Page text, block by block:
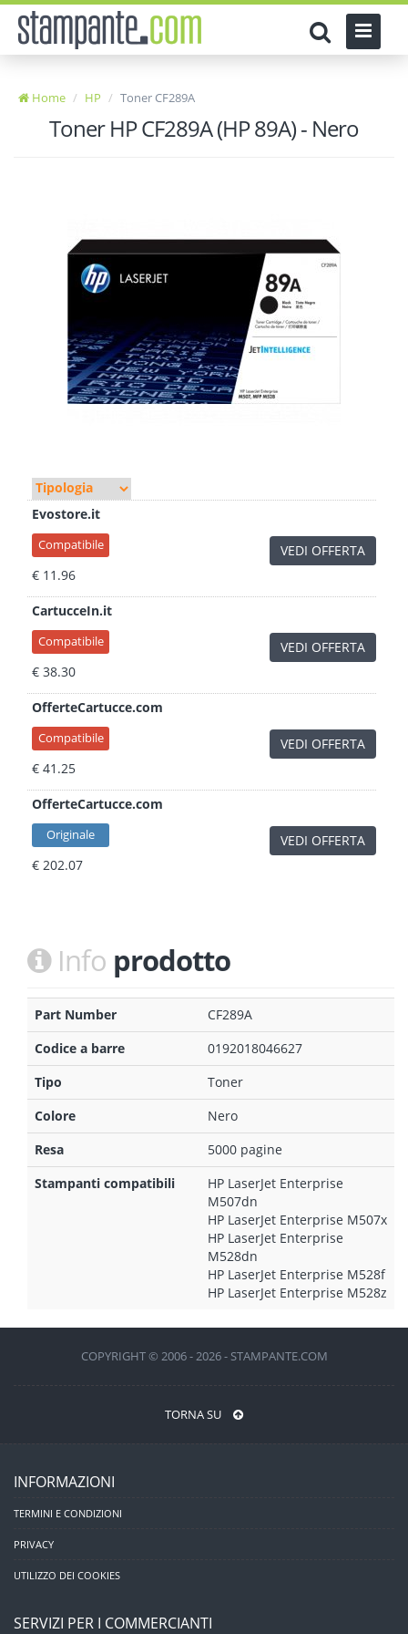
Home HP Toner CF289A
Toner HP CF289A (HP 89A) - Nero
Evostore.it
Compatibile
€ 11.96
VEDI OFFERTA
CartucceIn.it
Compatibile
€ 38.30
VEDI OFFERTA
OfferteCartucce.com
Compatibile
€ 41.25
VEDI OFFERTA
OfferteCartucce.com
Originale
€ 202.07
VEDI OFFERTA
Info prodotto
Part Number
CF289A
Codice a barre
0192018046627
Tipo
Toner
Colore
Nero
Resa
5000 pagine
Stampanti compatibili
HP LaserJet Enterprise
M507dn
HP LaserJet Enterprise M507x
HP LaserJet Enterprise
M528dn
HP LaserJet Enterprise M528f
HP LaserJet Enterprise M528z
COPYRIGHT © 2006 - 2026 - STAMPANTE.COM
TORNA SU
INFORMAZIONI
TERMINI E CONDIZIONI
PRIVACY
UTILIZZO DEI COOKIES
SERVIZI PER I COMMERCIANTI